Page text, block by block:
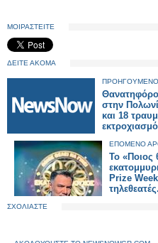
ΜΟΙΡΑΣΤΕΙΤΕ
ΔΕΙΤΕ ΑΚΟΜΑ
στην
και 18
ΕΠΟΜΕΝΟ
Το «Ποιος
Prize
ΣΧΟΛΙΑΣΤΕ